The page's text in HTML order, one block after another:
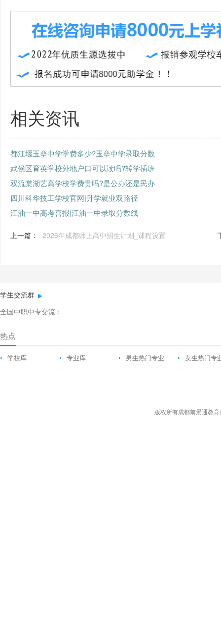
相关资讯
都江堰玉垒中学学费多少?玉垒中学录取分数
武侯区育英学校外地户口可以读吗?转学插班
双流棠湖艺高学校学费贵吗?是公办还是民办
四川科华技工学校官网|升学就业双路径
江油一中高考喜报|江油一中录取分数线
上一篇： 2026年成都师上高中招生计划_课程设置
学生交流群
全国中职中专交流：
热点
• 学校库 • 专业库 • 男生热门专业 • 女生热门专
版权所有成都前景通教